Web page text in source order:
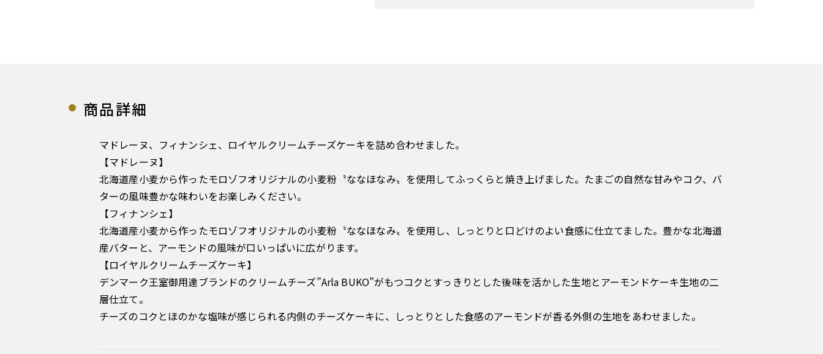
商品詳細
マドレーヌ、フィナンシェ、ロイヤルクリームチーズケーキを詰め合わせました。
【マドレーヌ】
北海道産小麦から作ったモロゾフオリジナルの小麦粉〝ななほなみ〟を使用してふっくらと焼き上げました。たまごの自然な甘みやコク、バ
ターの風味豊かな味わいをお楽しみください。
【フィナンシェ】
北海道産小麦から作ったモロゾフオリジナルの小麦粉〝ななほなみ〟を使用し、しっとりと口どけのよい食感に仕立てました。豊かな北海道
産バターと、アーモンドの風味が口いっぱいに広がります。
【ロイヤルクリームチーズケーキ】
デンマーク王室御用達ブランドのクリームチーズ”Arla BUKO”がもつコクとすっきりとした後味を活かした生地とアーモンドケーキ生地の二
層仕立て。
チーズのコクとほのかな塩味が感じられる内側のチーズケーキに、しっとりとした食感のアーモンドが香る外側の生地をあわせました。